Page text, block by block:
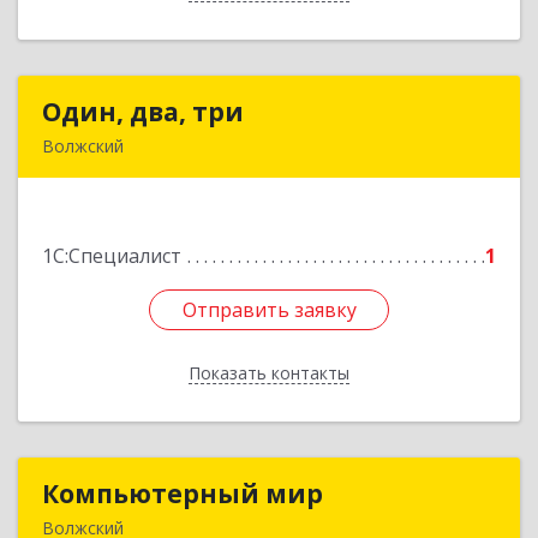
Один, два, три
Волжский
1С:Специалист 1
Отправить заявку
Показать контакты
Подробнее
Отправить заявку
Назад
Компьютерный мир
Волжский
Компьютерный мир